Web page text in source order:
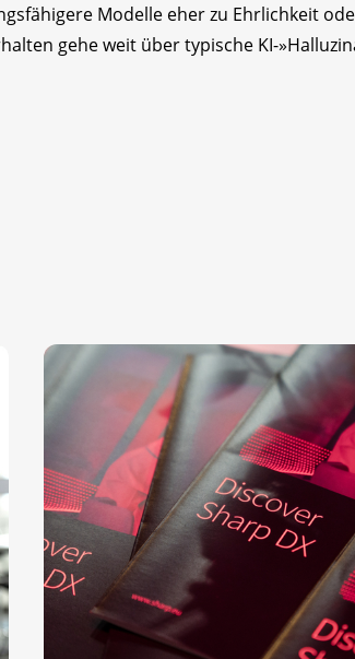
Modelle eher zu Ehrlichkeit
gehe weit über typische KI-